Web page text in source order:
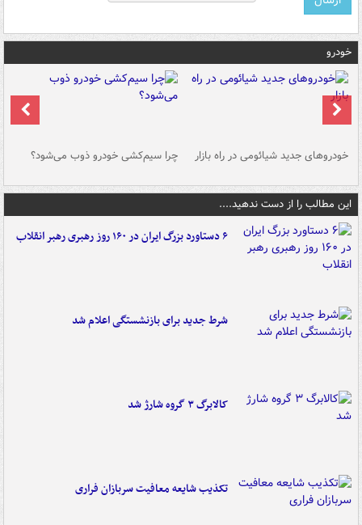
خودرو
خودروهای جدید شیائومی در راه بازار چرا سیم‌کشی خودرو ذوب می‌شود؟
این مطالب را از دست ندهید....
۶ دستاورد بزرگ ایران در ۱۶۰ روز رهبری رهبر انقلاب
شرط جدید برای بازنشستگی اعلام شد
کالابرگ ۳ گروه شارژ شد
تکذیب شایعه معافیت سربازان فراری